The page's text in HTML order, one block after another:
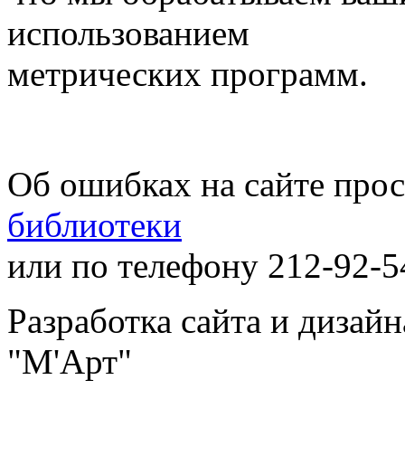
использованием
метрических программ.
Об ошибках на сайте
библиотеки
или по телефону 212-92-
Разработка сайта и
"М'Арт"